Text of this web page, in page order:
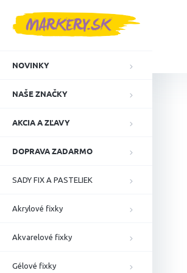
NOVINKY
NAŠE ZNAČKY
AKCIA A ZĽAVY
DOPRAVA ZADARMO
SADY FIX A PASTELIEK
Akrylové fixky
Akvarelové fixky
Gélové fixky